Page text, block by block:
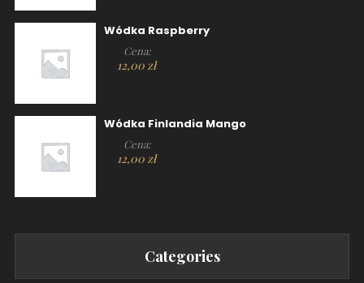
Wódka Raspberry
Cena:
12,00 zł
Wódka Finlandia Mango
Cena:
12,00 zł
Categories